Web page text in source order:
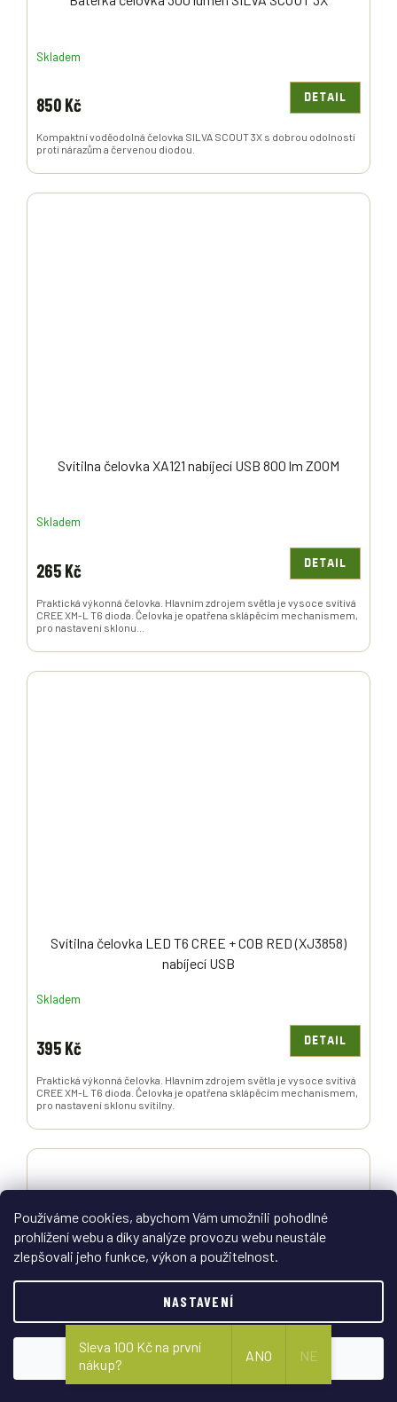
Používáme cookies, abychom Vám umožnili pohodlné
prohlížení webu a díky analýze provozu webu neustále
zlepšovali jeho funkce, výkon a použitelnost.
NASTAVENÍ
SOUHLASÍM
Skladem
850 Kč DETAIL
Kompaktní voděodolná čelovka SILVA SCOUT 3X s dobrou odolností
proti nárazům a červenou diodou.
Svítilna čelovka XA121 nabíjecí USB 800 lm ZOOM
Skladem
265 Kč DETAIL
Praktická výkonná čelovka. Hlavním zdrojem světla je vysoce svítivá
CREE XM-L T6 dioda. Čelovka je opatřena sklápěcím mechanismem,
pro nastavení sklonu...
Svítilna čelovka LED T6 CREE + COB RED (XJ3858)
nabíjecí USB
Skladem
395 Kč DETAIL
Praktická výkonná čelovka. Hlavním zdrojem světla je vysoce svítivá
CREE XM-L T6 dioda. Čelovka je opatřena sklápěcím mechanismem,
pro nastavení sklonu svítilny.
Sleva 100 Kč na první
nákup?
ANO NE